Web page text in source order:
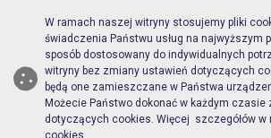
Biuletyn Informacji
Przejdź do menu głównego
Przejdź do głównej zawartości
W ramach naszej witryny stosujemy pliki
świadczenia Państwu usług na najwyższym
sposób dostosowany do indywidualnych
witryny bez zmiany ustawień dotyczących
będą one zamieszczane w Państwa
Możecie Państwo dokonać w każdym czasie
dotyczących cookies. Więcej szczegółów w
cookies.